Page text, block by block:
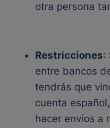
otra persona
Restricciones:
entre bancos
tendrás que
cuenta
hacer envíos a